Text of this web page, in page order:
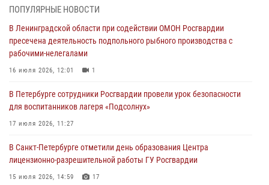
06 августа 2026, 13:39 1
В Центральном районе росгвардейцы оперативно задержали
хулигана, стрелявшего из пускового устройства рядом с жилыми
домами
06 августа 2026, 11:36
Сотрудники и военнослужащие Росгвардии обеспечили
правопорядок при проведении матча "Зенит" - "Балтика"
06 августа 2026, 07:30
В Выборгском районе наряд Росгвардии обнаружил
разыскиваемый преступный автотранспорт
05 августа 2026, 12:25 2
ПОПУЛЯРНЫЕ НОВОСТИ
В Ленинградской области при содействии ОМОН Росгвардии
пресечена деятельность подпольного рыбного производства с
рабочими-нелегалами
16 июля 2026, 12:01 1
В Петербурге сотрудники Росгвардии провели урок безопасности
для воспитанников лагеря «Подсолнух»
17 июля 2026, 11:27
В Санкт-Петербурге отметили день образования Центра
лицензионно-разрешительной работы ГУ Росгвардии
15 июля 2026, 14:59 17